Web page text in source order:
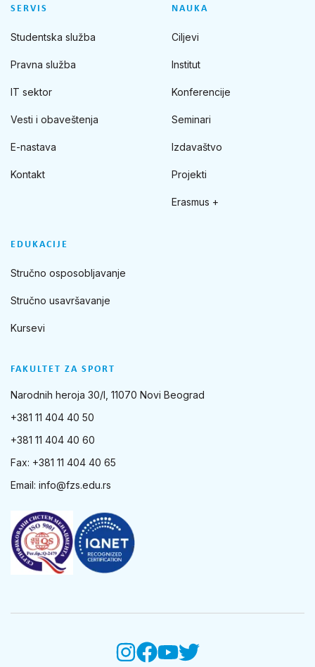
FAKULTET ZA SPORT
Narodnih heroja 30/I, 11070 Novi Beograd
+381 11 404 40 50
+381 11 404 40 60
Fax: +381 11 404 40 65
Email: info@fzs.edu.rs
SERVIS
Studentska služba
Pravna služba
IT sektor
Vesti i obaveštenja
E-nastava
Kontakt
NAUKA
Ciljevi
Institut
Konferencije
Seminari
Izdavaštvo
Projekti
Erasmus +
EDUKACIJE
Stručno osposobljavanje
Stručno usavršavanje
Kursevi